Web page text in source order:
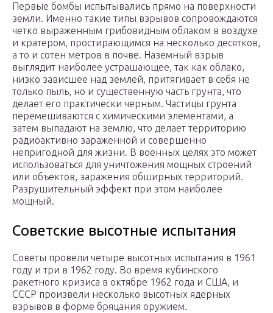
Первые бомбы испытывались прямо на поверхности
земли. Именно такие типы взрывов сопровождаются
четко выраженным грибовидным облаком в воздухе
и кратером, простирающимся на несколько десятков,
а то и сотен метров в почве. Наземный взрыв
выглядит наиболее устрашающее, так как облако,
низко зависшее над землей, притягивает в себя не
только пыль, но и существенную часть грунта, что
делает его практически черным. Частицы грунта
перемешиваются с химическими элементами, а
затем выпадают на землю, что делает территорию
радиоактивно зараженной и совершенно
непригодной для жизни. В военных целях это может
использоваться для уничтожения мощных строений
или объектов, заражения обширных территорий.
Разрушительный эффект при этом наиболее
мощный.
Советские высотные испытания
Советы провели четыре высотных испытания в 1961
году и три в 1962 году. Во время кубинского
ракетного кризиса в октябре 1962 года и США, и
СССР произвели несколько высотных ядерных
взрывов в форме бряцания оружием.